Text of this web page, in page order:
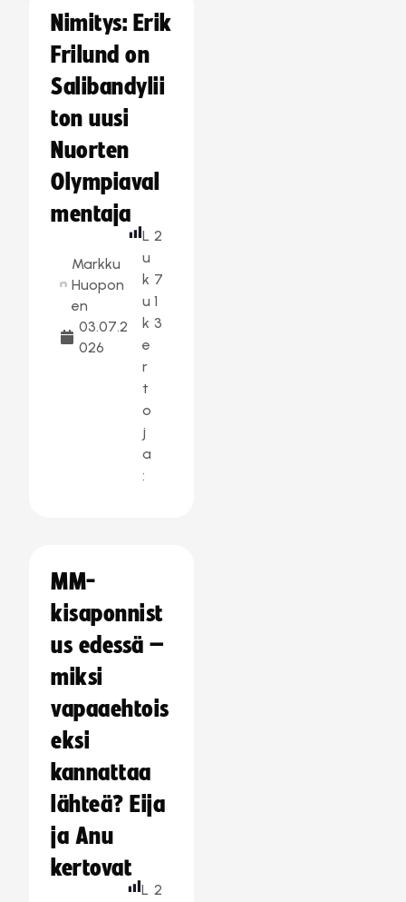
Nimitys: Erik
Frilund on
Salibandylii
ton uusi
Nuorten
Olympiaval
mentaja
Markku
Huopon
en
03.07.2
026
L
u
k
u
k
e
r
t
o
j
a
:
2
7
1
3
MM-
kisaponnist
us edessä –
miksi
vapaaehtois
eksi
kannattaa
lähteä? Eija
ja Anu
kertovat
L 2